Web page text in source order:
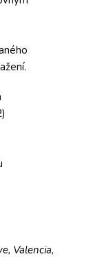
Valencia,